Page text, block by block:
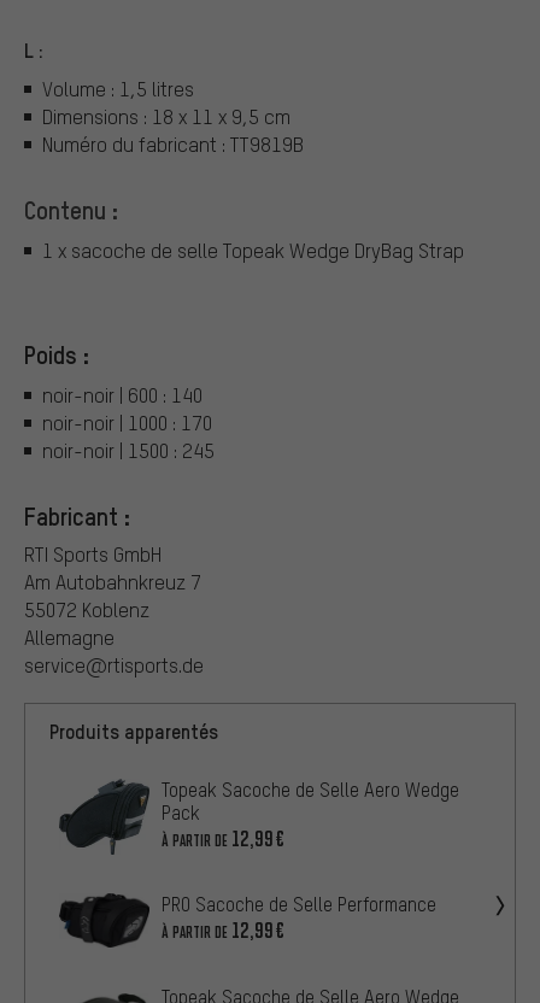
L :
Volume : 1,5 litres
Dimensions : 18 x 11 x 9,5 cm
Numéro du fabricant : TT9819B
Contenu :
1 x sacoche de selle Topeak Wedge DryBag Strap
Poids :
noir-noir | 600 : 140
noir-noir | 1000 : 170
noir-noir | 1500 : 245
Fabricant :
RTI Sports GmbH
Am Autobahnkreuz 7
55072 Koblenz
Allemagne
service@rtisports.de
Produits apparentés
Topeak Sacoche de Selle Aero Wedge
Pack
À PARTIR DE 12,99€
PRO Sacoche de Selle Performance
À PARTIR DE 12,99€
Topeak Sacoche de Selle Aero Wedge